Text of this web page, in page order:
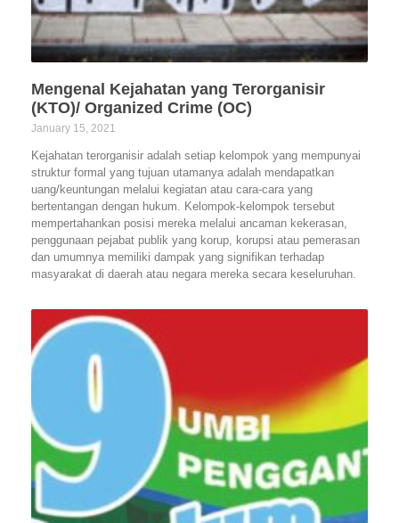
Mengenal Kejahatan yang Terorganisir
(KTO)/ Organized Crime (OC)
January 15, 2021
Kejahatan terorganisir adalah setiap kelompok yang mempunyai
struktur formal yang tujuan utamanya adalah mendapatkan
uang/keuntungan melalui kegiatan atau cara-cara yang
bertentangan dengan hukum. Kelompok-kelompok tersebut
mempertahankan posisi mereka melalui ancaman kekerasan,
penggunaan pejabat publik yang korup, korupsi atau pemerasan
dan umumnya memiliki dampak yang signifikan terhadap
masyarakat di daerah atau negara mereka secara keseluruhan.